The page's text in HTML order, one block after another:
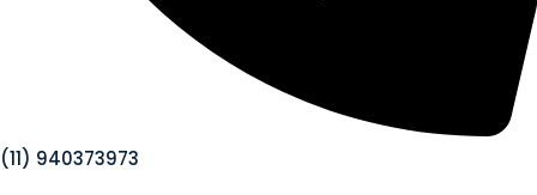
(11) 940373973